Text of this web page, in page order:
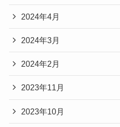
2024年4月
2024年3月
2024年2月
2023年11月
2023年10月